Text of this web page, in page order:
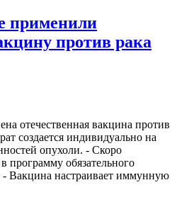
применили
против рака
отечественная вакцина против
создается индивидуально на
опухоли. - Скоро
программу обязательного
- Вакцина настраивает иммунную